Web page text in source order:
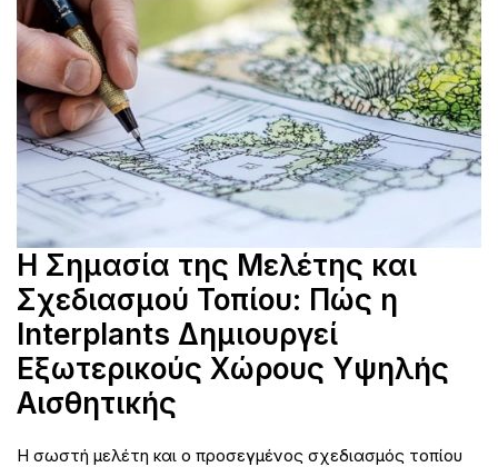
Η Σημασία της Μελέτης και
Σχεδιασμού Τοπίου: Πώς η
Interplants Δημιουργεί
Εξωτερικούς Χώρους Υψηλής
Αισθητικής
Η σωστή μελέτη και ο προσεγμένος σχεδιασμός τοπίου